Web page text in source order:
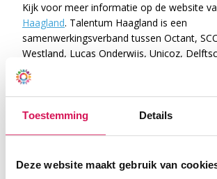
Toestemming Details
Deze website maakt gebruik van
Kijk voor meer informatie op de website
Haagland. Talentum Haagland is een
samenwerkingsverband tussen Octant,
Westland, Lucas Onderwijs, Unicoz,
Schoolvereeniging en Hogeschool
gezamenlijk opleiden en
onderwijs. Op de website staan
wordt uitleg gegeven over de verschillende
dan een mailtje naar Jolanda Mensink,